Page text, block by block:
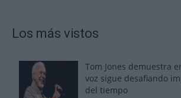
Los más vistos
Tom Jones demuestra
voz sigue desafiando
del tiempo